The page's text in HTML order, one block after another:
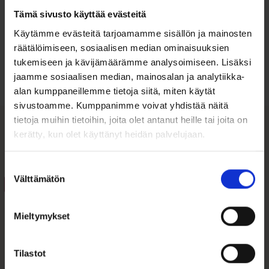
Tämä sivusto käyttää evästeitä
Käytämme evästeitä tarjoamamme sisällön ja mainosten
räätälöimiseen, sosiaalisen median ominaisuuksien
tukemiseen ja kävijämäärämme analysoimiseen. Lisäksi
jaamme sosiaalisen median, mainosalan ja analytiikka-
alan kumppaneillemme tietoja siitä, miten käytät
sivustoamme. Kumppanimme voivat yhdistää näitä
tietoja muihin tietoihin, joita olet antanut heille tai joita on
kerätty, kun olet käyttänyt heidän palvelujaan.
valinta
Välttämätön
Mieltymykset
Tilastot
Ohjeita sormuksen tai korun
koon valintaan
Tutustu ohjeisiin
ALE 30%